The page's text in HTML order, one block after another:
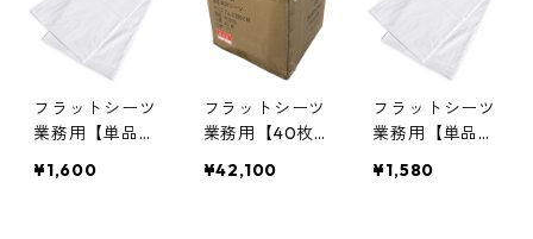
宿 民泊／3672
29500
ト 白 三露産業
病衣 部屋着 ホ
テル 旅館 民宿
民泊／3618328
00
産業 ホテル 旅
館 民宿 民泊／3
61832840
フラットシーツ
業務用【単品】
×300cm ダブ
¥1,600
フラットシーツ
業務用【40枚
3cm×300cm ダ
¥42,100
フラットシーツ
業務用【単品】
0% 183×300c
¥1,580